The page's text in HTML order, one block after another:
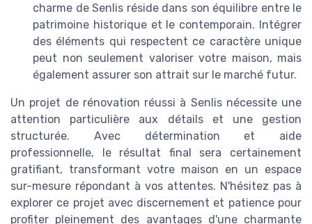
charme de Senlis réside dans son équilibre entre le
patrimoine historique et le contemporain. Intégrer
des éléments qui respectent ce caractère unique
peut non seulement valoriser votre maison, mais
également assurer son attrait sur le marché futur.
Un projet de rénovation réussi à Senlis nécessite une
attention particulière aux détails et une gestion
structurée. Avec détermination et aide
professionnelle, le résultat final sera certainement
gratifiant, transformant votre maison en un espace
sur-mesure répondant à vos attentes. N'hésitez pas à
explorer ce projet avec discernement et patience pour
profiter pleinement des avantages d'une charmante